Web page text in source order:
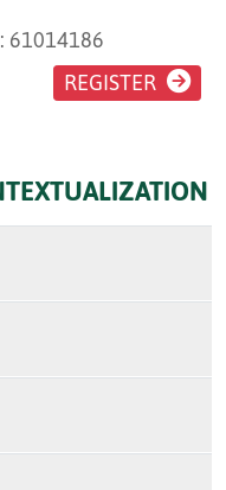
61014186
REGISTER